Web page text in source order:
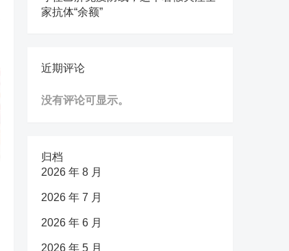
家抗体“余额”
近期评论
没有评论可显示。
归档
2026 年 8 月
2026 年 7 月
2026 年 6 月
2026 年 5 月